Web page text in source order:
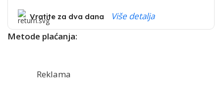
Vratite za dva dana
Više detalja
Metode plaćanja:
Reklama